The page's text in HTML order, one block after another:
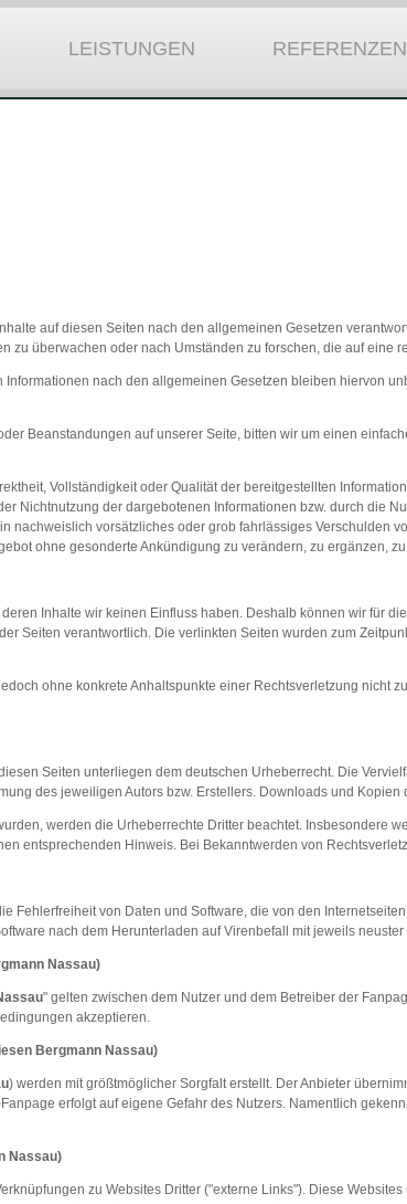
LEISTUNGEN REFERENZEN
auf diesen Seiten nach den allgemeinen Gesetzen
zu überwachen oder nach Umständen zu forschen, die auf eine
nach den allgemeinen Gesetzen bleiben hiervon
Beanstandungen auf unserer Seite, bitten wir um einen
Vollständigkeit oder Qualität der bereitgestellten
Nichtnutzung der dargebotenen Informationen bzw. durch die
nachweislich vorsätzliches oder grob fahrlässiges Verschulden
ohne gesonderte Ankündigung zu verändern, zu ergänzen,
Inhalte wir keinen Einfluss haben. Deshalb können wir für
Seiten verantwortlich. Die verlinkten Seiten wurden zum
ohne konkrete Anhaltspunkte einer Rechtsverletzung nicht
Seiten unterliegen dem deutschen Urheberrecht. Die
des jeweiligen Autors bzw. Erstellers. Downloads und
werden die Urheberrechte Dritter beachtet. Insbesondere
entsprechenden Hinweis. Bei Bekanntwerden von
Fehlerfreiheit von Daten und Software, die von den
nach dem Herunterladen auf Virenbefall mit jeweils
Nassau)
" gelten zwischen dem Nutzer und dem Betreiber der
akzeptieren.
Bergmann Nassau)
) werden mit größtmöglicher Sorgfalt erstellt. Der Anbieter
erfolgt auf eigene Gefahr des Nutzers. Namentlich
Nassau)
zu Websites Dritter ("externe Links"). Diese